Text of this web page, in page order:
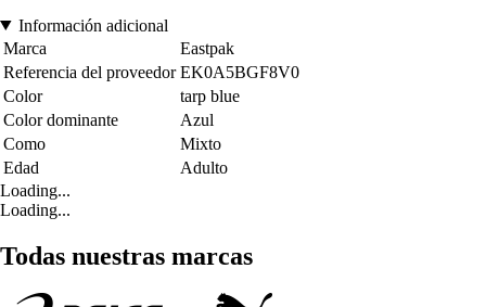
Información adicional
Marca
Eastpak
Referencia del proveedor EK0A5BGF8V0
Color
tarp blue
Color dominante
Azul
Como
Mixto
Edad
Adulto
Loading...
Loading...
Todas nuestras marcas